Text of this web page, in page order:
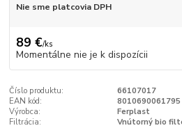
Nie sme platcovia DPH
89 €/ks
Momentálne nie je k dispozícii
Číslo produktu:
66107017
EAN kód:
8010690061795
Výrobca:
Ferplast
Filtrácia:
Vnútorný bio